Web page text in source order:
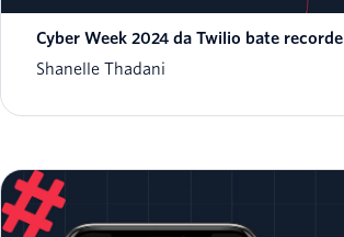
Cyber Week 2024 da Twilio bate recorde
Shanelle Thadani